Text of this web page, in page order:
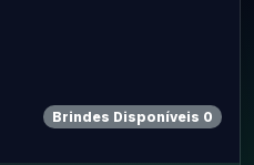
Brindes Disponíveis 0